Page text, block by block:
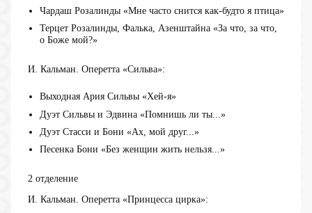
Чардаш Розалинды «Мне часто снится как-будто я птица»
Терцет Розалинды, Фалька, Азенштайна «За что, за что,
о Боже мой?»
И. Кальман. Оперетта «Сильва»:
Выходная Ария Сильвы «Хей-я»
Дуэт Сильвы и Эдвина «Помнишь ли ты...»
Дуэт Стасси и Бони «Ах, мой друг...»
Песенка Бони «Без женщин жить нельзя...»
2 отделение
И. Кальман. Оперетта «Принцесса цирка»: